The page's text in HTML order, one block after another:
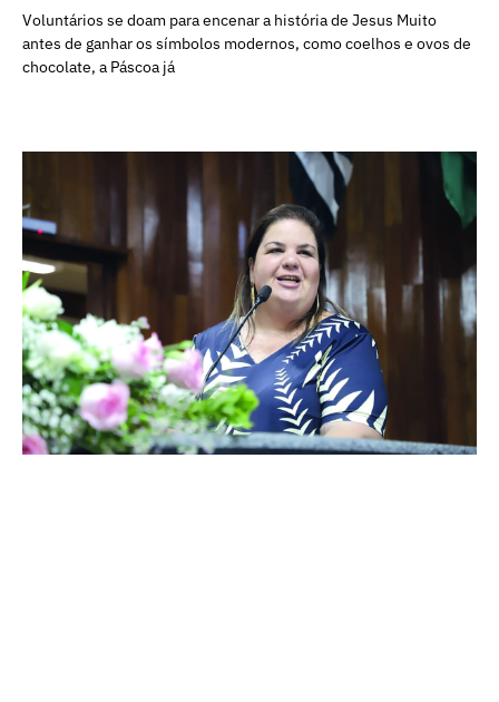
Voluntários se doam para encenar a história de Jesus Muito
antes de ganhar os símbolos modernos, como coelhos e ovos de
chocolate, a Páscoa já